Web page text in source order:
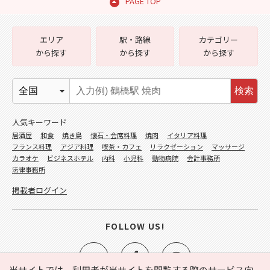
エリア
から探す
駅・路線
から探す
カテゴリー
から探す
検索
人気キーワード
居酒屋 和食 焼き鳥 懐石・会席料理 焼肉
イタリア料理
フランス料理
アジア料理 喫茶・カフェ リラクゼーション
マッサージ
カラオケ
ビジネスホテル 内科 小児科 動物病院
会計事務所
法律事務所
掲載者ログイン
FOLLOW US!